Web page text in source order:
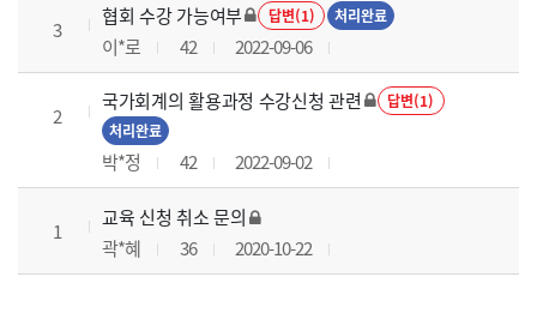
3
협회 수강 가능여부 답변(1) 처리완료
이*로 42 2022-09-06
2
국가회계의 활용과정 수강신청 관련
답변(1)
처리완료
박*정 42 2022-09-02
1
교육 신청 취소 문의
곽*혜
36 2020-10-22